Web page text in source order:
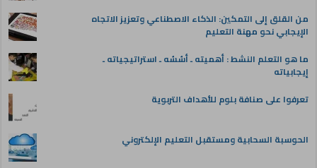
من القلق إلى التمكين: الذكاء الاصطناعي وتعزيز الاتجاه
الإيجابي نحو مهنة التعليم
ما هو التعلم النشط : أهميته ـ أسُسُه ـ استراتيجياته ـ
إيجابياته
تعرفوا على صنافة بلوم للأهداف التربوية
الحوسبة السحابية ومستقبل التعليم الإلكتروني